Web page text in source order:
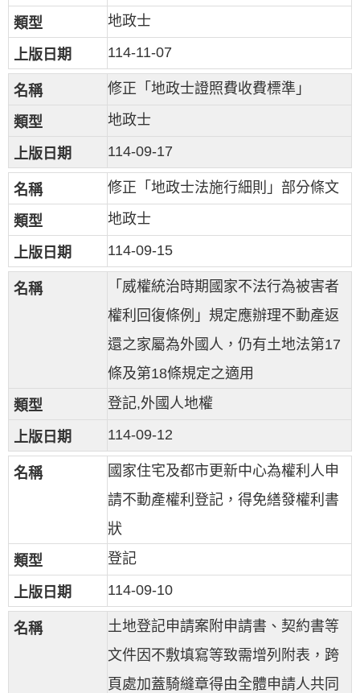
地政士
114-11-07
修正「地政士證照費收費標準」
地政士
114-09-17
修正「地政士法施行細則」部分條文
地政士
114-09-15
「威權統治時期國家不法行為被害者
權利回復條例」規定應辦理不動產返
還之家屬為外國人，仍有土地法第17
條及第18條規定之適用
登記,外國人地權
114-09-12
國家住宅及都市更新中心為權利人申
請不動產權利登記，得免繕發權利書
狀
登記
114-09-10
土地登記申請案附申請書、契約書等
文件因不敷填寫等致需增列附表，跨
頁處加蓋騎縫章得由全體申請人共同